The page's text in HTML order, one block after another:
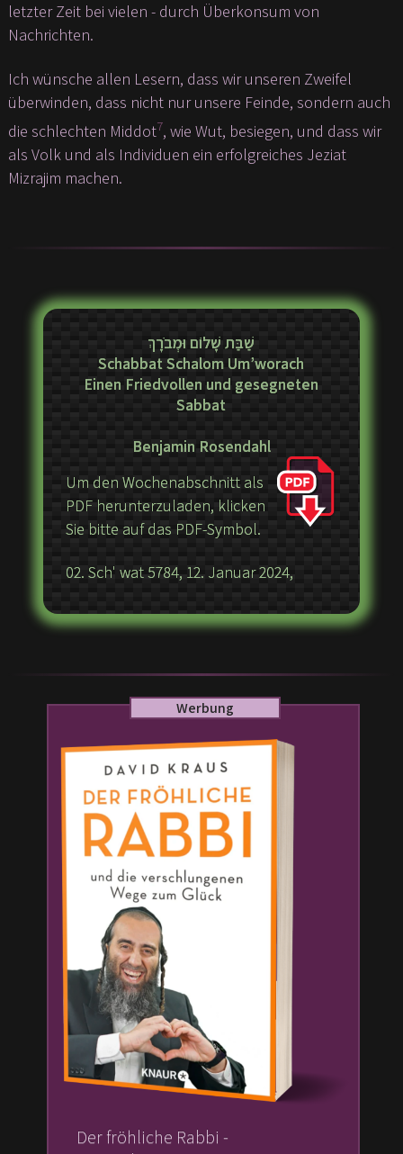
letzter Zeit bei vielen - durch Überkonsum von
Nachrichten.
Ich wünsche allen Lesern, dass wir unseren Zweifel
überwinden, dass nicht nur unsere Feinde, sondern auch
die schlechten Middot7, wie Wut, besiegen, und dass wir
als Volk und als Individuen ein erfolgreiches Jeziat
Mizrajim machen.
שַׁבַּת שָׁלוֹם וּמְבֹרָךְ
Schabbat Schalom Um’worach
Einen Friedvollen und gesegneten
Sabbat
Benjamin Rosendahl
Um den Wochenabschnitt als
PDF herunterzuladen, klicken
Sie bitte auf das PDF-Symbol.
02. Sch' wat 5784, 12. Januar 2024,
Werbung
Der fröhliche Rabbi -